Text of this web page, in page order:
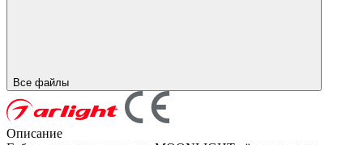
Все файлы
Описание